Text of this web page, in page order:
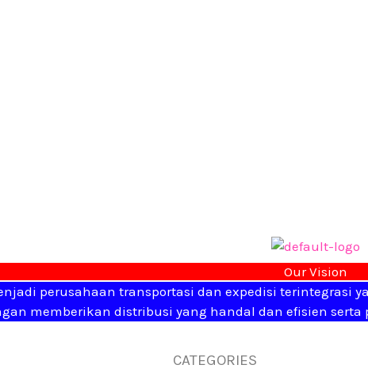
Our Vision
perusahaan transportasi dan expedisi terintegrasi
memberikan distribusi yang handal dan efisien serta
CATEGORIES